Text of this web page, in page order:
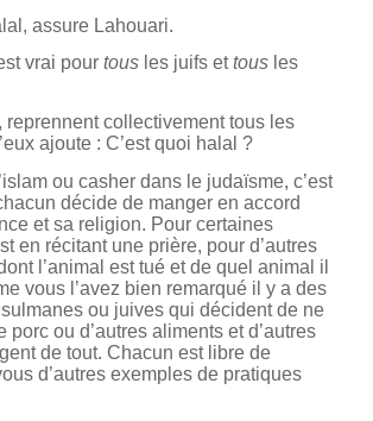
assure Lahouari.
vrai pour tousles juifs ettousles
reprennent collectivement tous les
ajoute : C’est quoi halal ?
ou casher dans le judaïsme, c’est
décide de manger en accord
et sa religion. Pour certaines
en récitant une prière, pour d’autres
l’animal est tué et de quel animal il
vous l’avez bien remarqué il y a des
ou juives qui décident de ne
porc ou d’autres aliments et d’autres
de tout. Chacun est libre de
d’autres exemples de pratiques